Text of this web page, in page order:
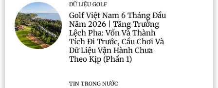
DỮ LIỆU GOLF
Golf Việt Nam 6 Tháng Đầu
Năm 2026 | Tăng Trưởng
Lệch Pha: Vốn Và Thành
Tích Đi Trước, Cầu Chơi Và
Dữ Liệu Vận Hành Chưa
Theo Kịp (Phần 1)
TIN TRONG NƯỚC